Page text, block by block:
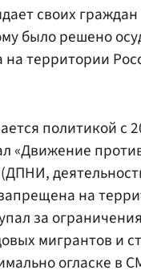
своих граждан
было решено
на территории
политикой с
«Движение
на
за
мигрантов и
огласке в